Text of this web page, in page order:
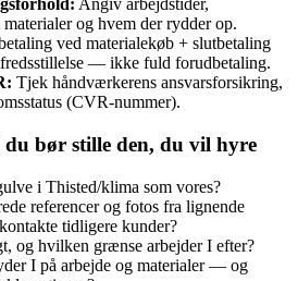
Angiv arbejdstider,
og hvem der rydder op.
ved materialekøb + slutbetaling
— ikke fuld forudbetaling.
Tjek håndværkerens ansvarsforsikring,
(CVR-nummer).
bør stille den, du vil hyre
i Thisted/klima som vores?
referencer og fotos fra lignende
tidligere kunder?
og hvilken grænse arbejder I efter?
I på arbejde og materialer — og